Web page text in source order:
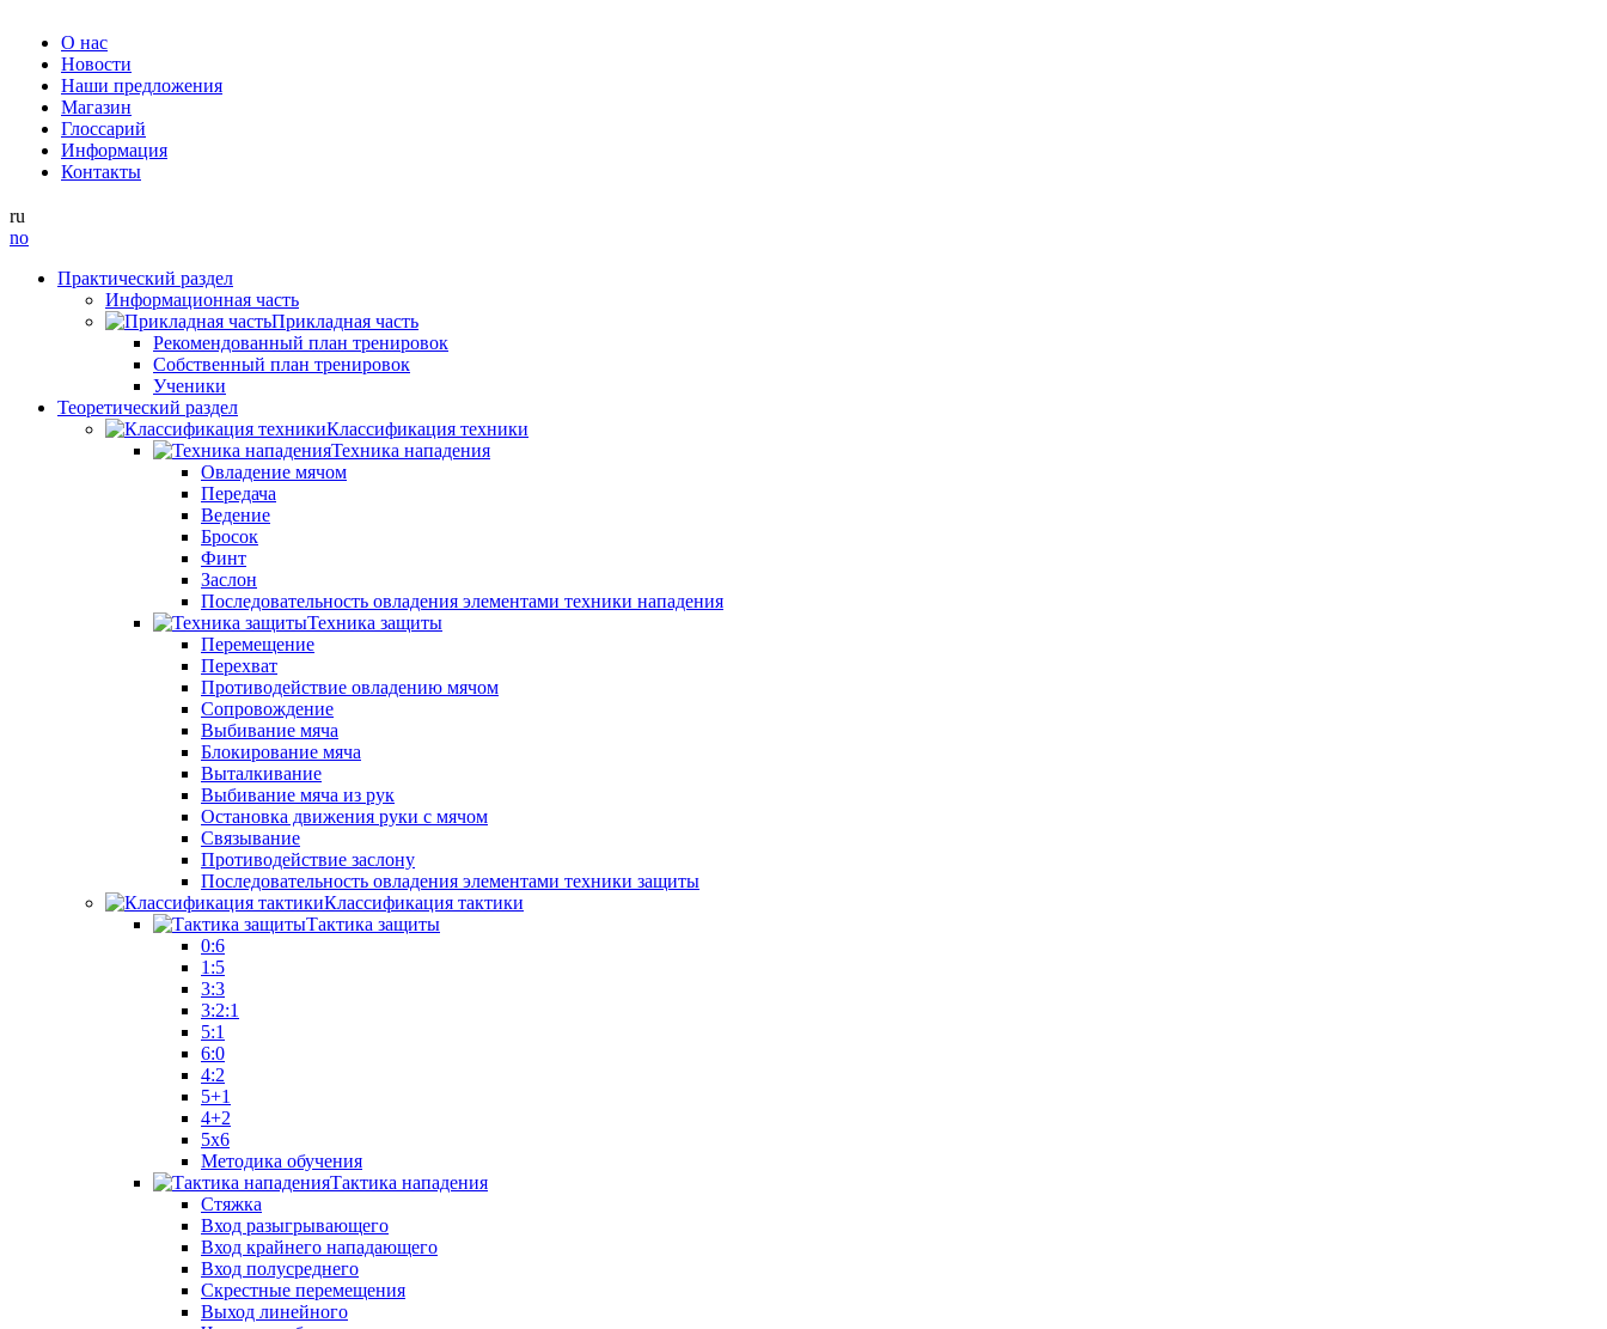
О нас
Новости
Наши предложения
Магазин
Глоссарий
Информация
Контакты
ru
no
Практический раздел
Информационная часть
Прикладная часть
Рекомендованный план тренировок
Собственный план тренировок
Ученики
Теоретический раздел
Классификация техники
Техника нападения
Овладение мячом
Передача
Ведение
Бросок
Финт
Заслон
Последовательность овладения элементами техники нападения
Техника защиты
Перемещение
Перехват
Противодействие овладению мячом
Сопровождение
Выбивание мяча
Блокирование мяча
Выталкивание
Выбивание мяча из рук
Остановка движения руки с мячом
Связывание
Противодействие заслону
Последовательность овладения элементами техники защиты
Классификация тактики
Тактика защиты
0:6
1:5
3:3
3:2:1
5:1
6:0
4:2
5+1
4+2
5x6
Методика обучения
Тактика нападения
Стяжка
Вход разыгрывающего
Вход крайнего нападающего
Вход полусреднего
Скрестные перемещения
Выход линейного